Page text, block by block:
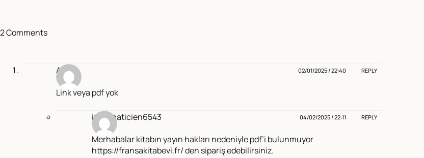
2 Comments
A 02/01/2025 / 22:40 REPLY
Link veya pdf yok
informaticien6543 04/02/2025 / 22:11 REPLY
Merhabalar kitabın yayın hakları nedeniyle pdf’i bulunmuyor
https://fransakitabevi.fr/den sipariş edebilirsiniz.